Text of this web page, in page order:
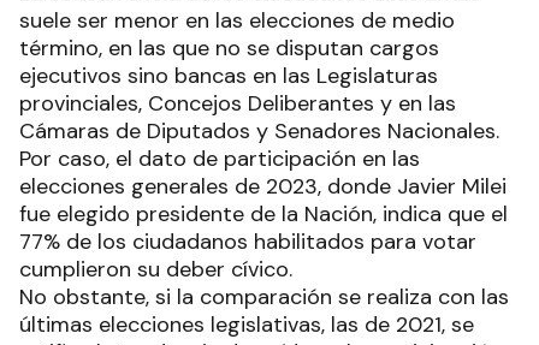
suele ser menor en las elecciones de medio
término, en las que no se disputan cargos
ejecutivos sino bancas en las Legislaturas
provinciales, Concejos Deliberantes y en las
Cámaras de Diputados y Senadores Nacionales.
Por caso, el dato de participación en las
elecciones generales de 2023, donde Javier Milei
fue elegido presidente de la Nación, indica que el
77% de los ciudadanos habilitados para votar
cumplieron su deber cívico.
No obstante, si la comparación se realiza con las
últimas elecciones legislativas, las de 2021, se